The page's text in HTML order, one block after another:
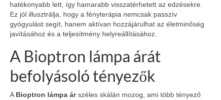
hatékonyabb lett, így hamarabb visszatérhetett az edzésekre.
Ez jól illusztrálja, hogy a fényterápia nemcsak passzív
gyógyulást segít, hanem aktívan hozzájárulhat az életminőség
javításához és a teljesítmény helyreállításához.
A Bioptron lámpa árát
befolyásoló tényezők
ABioptron lámpa árszéles skálán mozog, ami több tényező